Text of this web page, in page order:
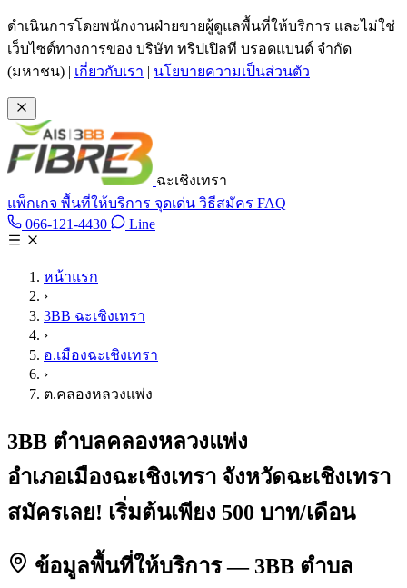
ข้ามไปเนื้อหาหลัก
ดำเนินการโดยพนักงานฝ่ายขายผู้ดูแลพื้นที่ให้บริการ และไม่ใช่
เว็บไซต์ทางการของ บริษัท ทริปเปิลที บรอดแบนด์ จำกัด
(มหาชน) | เกี่ยวกับเรา | นโยบายความเป็นส่วนตัว
ฉะเชิงเทรา
แพ็กเกจ พื้นที่ให้บริการ จุดเด่น วิธีสมัคร FAQ
066-121-4430 โทร 066-121-4430
LineLine @tan3bb
หน้าแรก
›
3BB ฉะเชิงเทรา
›
อ.เมืองฉะเชิงเทรา
›
ต.คลองหลวงแพ่ง
3BB ตำบลคลองหลวงแพ่ง
อำเภอเมืองฉะเชิงเทรา จังหวัดฉะเชิงเทรา
สมัครเลย! เริ่มต้นเพียง 500 บาท/เดือน
ข้อมูลพื้นที่ให้บริการ — 3BB ตำบล